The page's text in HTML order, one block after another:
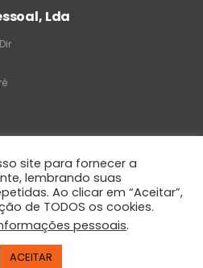
Lda
Lda. 2020. All Rights Reserved
site para fornecer a
lembrando suas
Ao clicar em “Aceitar”,
de TODOS os cookies.
pessoais.
ACEITAR